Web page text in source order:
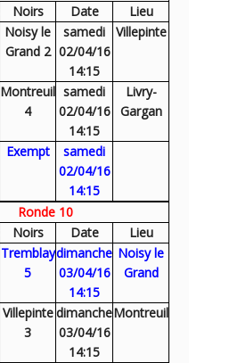
Noirs Date
Lieu
Noisy le
Grand 2
samedi
02/04/16
14:15
Villepinte
Montreuil
4
samedi
02/04/16
14:15
Livry-
Gargan
Exempt
samedi
02/04/16
14:15
Ronde 10
Noirs Date
Lieu
Tremblay
5
dimanche
03/04/16
14:15
Noisy le
Grand
Villepinte
3
dimanche
03/04/16
14:15
Montreuil